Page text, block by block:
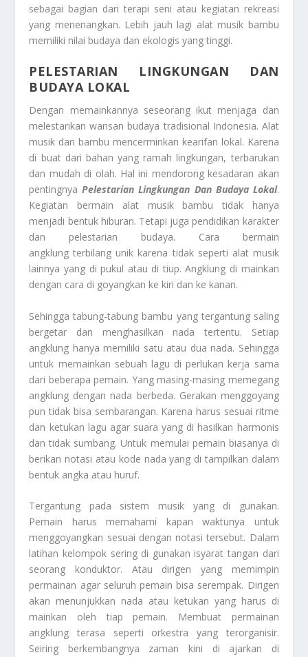
sebagai bagian dari terapi seni atau kegiatan rekreasi
yang menenangkan. Lebih jauh lagi alat musik bambu
memiliki nilai budaya dan ekologis yang tinggi.
PELESTARIAN LINGKUNGAN DAN
BUDAYA LOKAL
Dengan memainkannya seseorang ikut menjaga dan
melestarikan warisan budaya tradisional Indonesia. Alat
musik dari bambu mencerminkan kearifan lokal. Karena
di buat dari bahan yang ramah lingkungan, terbarukan
dan mudah di olah. Hal ini mendorong kesadaran akan
pentingnyaPelestarian Lingkungan Dan Budaya Lokal.
Kegiatan bermain alat musik bambu tidak hanya
menjadi bentuk hiburan. Tetapi juga pendidikan karakter
dan pelestarian budaya. Cara bermain
angklung terbilang unik karena tidak seperti alat musik
lainnya yang di pukul atau di tiup. Angklung di mainkan
dengan cara di goyangkan ke kiri dan ke kanan.
Sehingga tabung-tabung bambu yang tergantung saling
bergetar dan menghasilkan nada tertentu. Setiap
angklung hanya memiliki satu atau dua nada. Sehingga
untuk memainkan sebuah lagu di perlukan kerja sama
dari beberapa pemain. Yang masing-masing memegang
angklung dengan nada berbeda. Gerakan menggoyang
pun tidak bisa sembarangan. Karena harus sesuai ritme
dan ketukan lagu agar suara yang di hasilkan harmonis
dan tidak sumbang. Untuk memulai pemain biasanya di
berikan notasi atau kode nada yang di tampilkan dalam
bentuk angka atau huruf.
Tergantung pada sistem musik yang di gunakan.
Pemain harus memahami kapan waktunya untuk
menggoyangkan sesuai dengan notasi tersebut. Dalam
latihan kelompok sering di gunakan isyarat tangan dari
seorang konduktor. Atau dirigen yang memimpin
permainan agar seluruh pemain bisa serempak. Dirigen
akan menunjukkan nada atau ketukan yang harus di
mainkan oleh tiap pemain. Membuat permainan
angklung terasa seperti orkestra yang terorganisir.
Seiring berkembangnya zaman kini di ajarkan di